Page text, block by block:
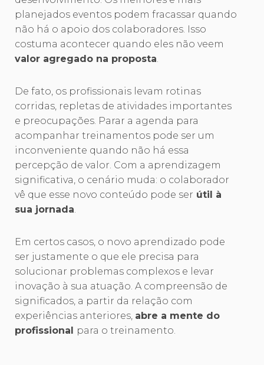
planejados eventos podem fracassar quando
não há o apoio dos colaboradores. Isso
costuma acontecer quando eles não veem
valor agregado na proposta.
De fato, os profissionais levam rotinas
corridas, repletas de atividades importantes
e preocupações. Parar a agenda para
acompanhar treinamentos pode ser um
inconveniente quando não há essa
percepção de valor. Com a aprendizagem
significativa, o cenário muda: o colaborador
vê que esse novo conteúdo pode ser útil à
sua jornada.
Em certos casos, o novo aprendizado pode
ser justamente o que ele precisa para
solucionar problemas complexos e levar
inovação à sua atuação. A compreensão de
significados, a partir da relação com
experiências anteriores, abre a mente do
profissional para o treinamento.